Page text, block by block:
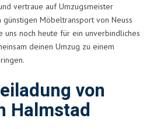
vertraue auf Umzugsmeister
Möbeltransport von Neuss
uns noch heute für ein unverbindliches
deinen Umzug zu einem
von
Halmstad